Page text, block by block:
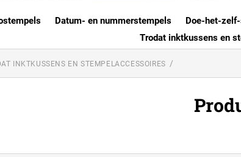
Datum- en nummerstempels Doe-het-
Trodat inktkussens en
INKTKUSSENS EN STEMPELACCESSOIRES